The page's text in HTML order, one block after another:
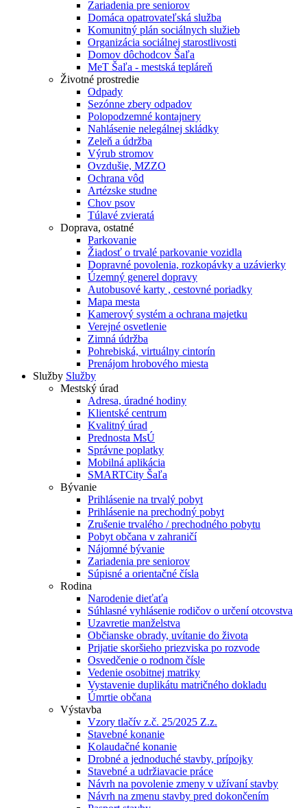
Zariadenia pre seniorov
Domáca opatrovateľská služba
Komunitný plán sociálnych služieb
Organizácia sociálnej starostlivosti
Domov dôchodcov Šaľa
MeT Šaľa - mestská tepláreň
Životné prostredie
Odpady
Sezónne zbery odpadov
Polopodzemné kontajnery
Nahlásenie nelegálnej skládky
Zeleň a údržba
Výrub stromov
Ovzdušie, MZZO
Ochrana vôd
Artézske studne
Chov psov
Túlavé zvieratá
Doprava, ostatné
Parkovanie
Žiadosť o trvalé parkovanie vozidla
Dopravné povolenia, rozkopávky a uzávierky
Územný generel dopravy
Autobusové karty , cestovné poriadky
Mapa mesta
Kamerový systém a ochrana majetku
Verejné osvetlenie
Zimná údržba
Pohrebiská, virtuálny cintorín
Prenájom hrobového miesta
Služby Služby
Mestský úrad
Adresa, úradné hodiny
Klientské centrum
Kvalitný úrad
Prednosta MsÚ
Správne poplatky
Mobilná aplikácia
SMARTCity Šaľa
Bývanie
Prihlásenie na trvalý pobyt
Prihlásenie na prechodný pobyt
Zrušenie trvalého / prechodného pobytu
Pobyt občana v zahraničí
Nájomné bývanie
Zariadenia pre seniorov
Súpisné a orientačné čísla
Rodina
Narodenie dieťaťa
Súhlasné vyhlásenie rodičov o určení otcovstva
Uzavretie manželstva
Občianske obrady, uvítanie do života
Prijatie skoršieho priezviska po rozvode
Osvedčenie o rodnom čísle
Vedenie osobitnej matriky
Vystavenie duplikátu matričného dokladu
Úmrtie občana
Výstavba
Vzory tlačív z.č. 25/2025 Z.z.
Stavebné konanie
Kolaudačné konanie
Drobné a jednoduché stavby, prípojky
Stavebné a udržiavacie práce
Návrh na povolenie zmeny v užívaní stavby
Návrh na zmenu stavby pred dokončením